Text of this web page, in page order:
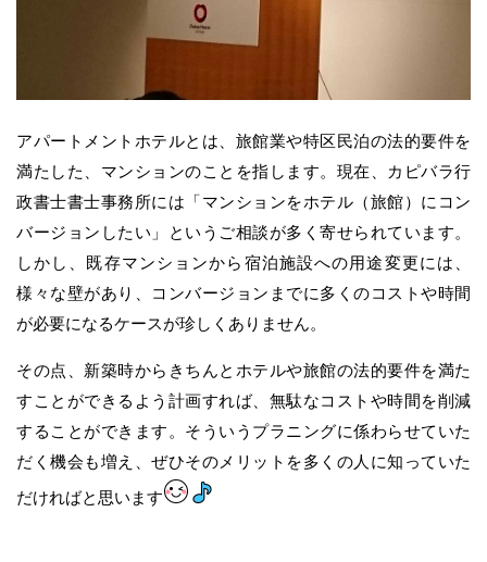
アパートメントホテルとは、旅館業や特区民泊の法的要件を
満たした、マンションのことを指します。現在、カピバラ行
政書士書士事務所には「マンションをホテル（旅館）にコン
バージョンしたい」というご相談が多く寄せられています。
しかし、既存マンションから宿泊施設への用途変更には、
様々な壁があり、コンバージョンまでに多くのコストや時間
が必要になるケースが珍しくありません。
その点、新築時からきちんとホテルや旅館の法的要件を満た
すことができるよう計画すれば、無駄なコストや時間を削減
することができます。そういうプラニングに係わらせていた
だく機会も増え、ぜひそのメリットを多くの人に知っていた
だければと思います